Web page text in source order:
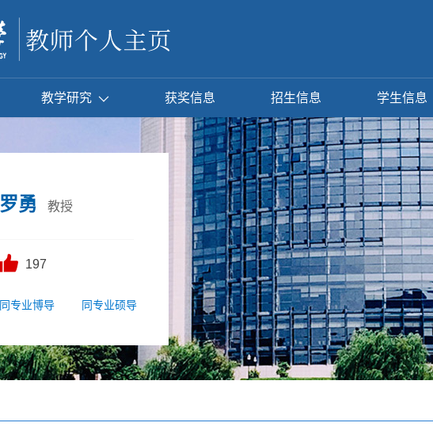
教学研究 获奖信息 招生信息 学生信息
罗勇 教授
197
同专业博导 同专业硕导